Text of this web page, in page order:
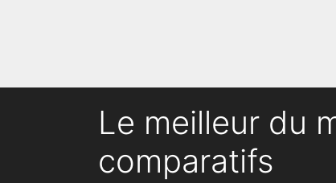
Le meilleur du
comparatifs